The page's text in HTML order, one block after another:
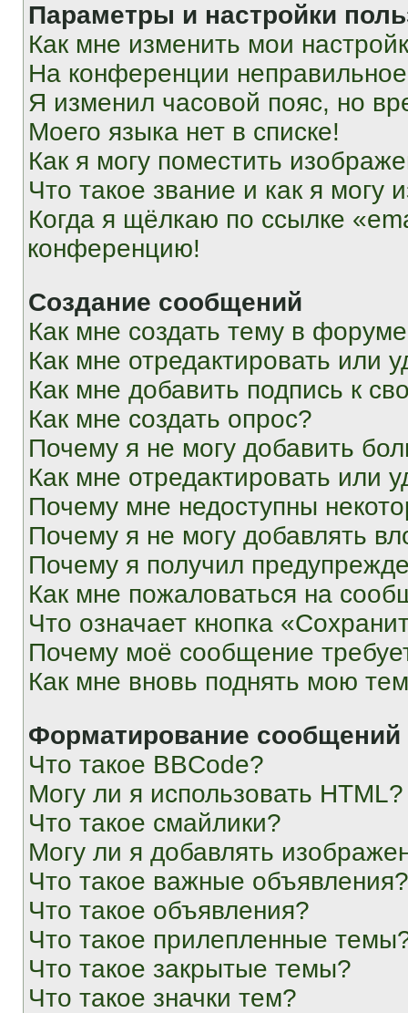
Параметры и настройки
Как мне изменить мои
На конференции
Я изменил часовой пояс, но
Моего языка нет в списке!
Как я могу поместить
Что такое звание и как я могу
Когда я щёлкаю по ссылке
конференцию!
Создание сообщений
Как мне создать тему в
Как мне отредактировать или
Как мне добавить подпись к
Как мне создать опрос?
Почему я не могу добавить
Как мне отредактировать или
Почему мне недоступны
Почему я не могу добавлять
Почему я получил
Как мне пожаловаться на
Что означает кнопка
Почему моё сообщение
Как мне вновь поднять мою
Форматирование
Что такое BBCode?
Могу ли я использовать HTML?
Что такое смайлики?
Могу ли я добавлять
Что такое важные объявления?
Что такое объявления?
Что такое прилепленные
Что такое закрытые темы?
Что такое значки тем?